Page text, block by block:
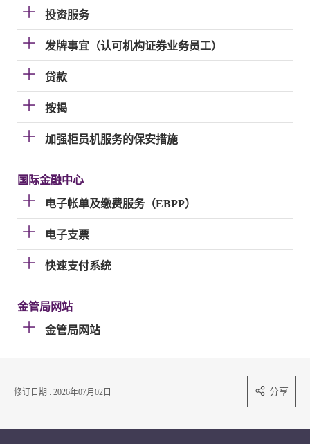
投资服务
发牌事宜（认可机构证券业务员工）
贷款
按揭
加强柜员机服务的保安措施
国际金融中心
电子帐单及缴费服务（EBPP）
电子支票
快速支付系统
金管局网站
金管局网站
修订日期 : 2026年07月02日 分享